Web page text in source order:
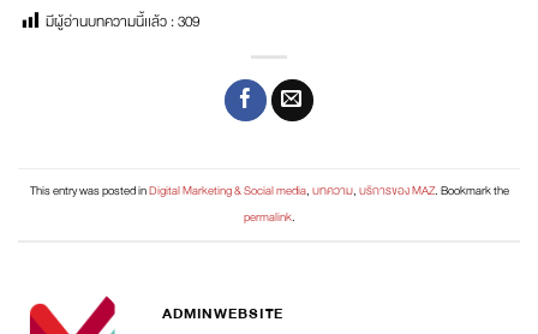
มีผู้อ่านบทความนี้เเล้ว :309
This entry was posted inDigital Marketing & Social media,บทความ,บริการของ MAZ. Bookmark the
permalink.
ADMINWEBSITE